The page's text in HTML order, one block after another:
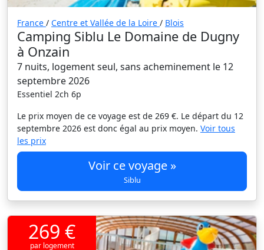
France / Centre et Vallée de la Loire / Blois
Camping Siblu Le Domaine de Dugny
à Onzain
7 nuits, logement seul, sans acheminement le 12
septembre 2026
Essentiel 2ch 6p
Le prix moyen de ce voyage est de 269 €. Le départ du 12
septembre 2026 est donc égal au prix moyen. Voir tous
les prix
Voir ce voyage »
Siblu
269 €
par logement